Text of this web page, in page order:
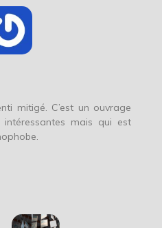
mitigé. C’est un ouvrage
mais qui est